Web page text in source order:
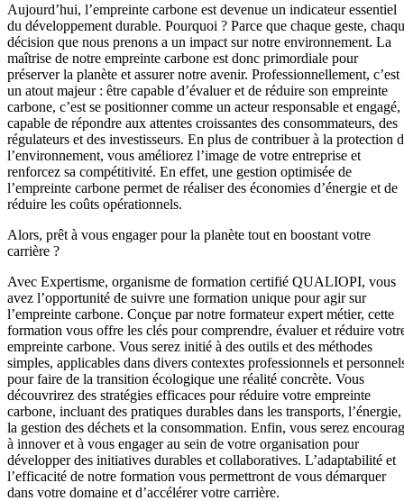
Aujourd’hui, l’empreinte carbone est devenue un indicateur essentiel
du développement durable. Pourquoi ? Parce que chaque geste,
décision que nous prenons a un impact sur notre environnement. La
maîtrise de notre empreinte carbone est donc primordiale pour
préserver la planète et assurer notre avenir. Professionnellement, c’est
un atout majeur : être capable d’évaluer et de réduire son empreinte
carbone, c’est se positionner comme un acteur responsable et engagé,
capable de répondre aux attentes croissantes des consommateurs, des
régulateurs et des investisseurs. En plus de contribuer à la protection
l’environnement, vous améliorez l’image de votre entreprise et
renforcez sa compétitivité. En effet, une gestion optimisée de
l’empreinte carbone permet de réaliser des économies d’énergie et de
réduire les coûts opérationnels.
Alors, prêt à vous engager pour la planète tout en boostant votre
carrière ?
Avec Expertisme, organisme de formation certifié QUALIOPI, vous
avez l’opportunité de suivre une formation unique pour agir sur
l’empreinte carbone. Conçue par notre formateur expert métier, cette
formation vous offre les clés pour comprendre, évaluer et réduire
empreinte carbone. Vous serez initié à des outils et des méthodes
simples, applicables dans divers contextes professionnels et
pour faire de la transition écologique une réalité concrète. Vous
découvrirez des stratégies efficaces pour réduire votre empreinte
carbone, incluant des pratiques durables dans les transports, l’énergie,
la gestion des déchets et la consommation. Enfin, vous serez
à innover et à vous engager au sein de votre organisation pour
développer des initiatives durables et collaboratives. L’adaptabilité et
l’efficacité de notre formation vous permettront de vous démarquer
dans votre domaine et d’accélérer votre carrière.